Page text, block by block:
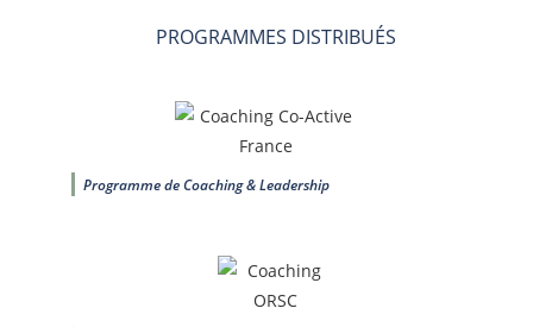
PROGRAMMES DISTRIBUÉS
Programme de Coaching & Leadership